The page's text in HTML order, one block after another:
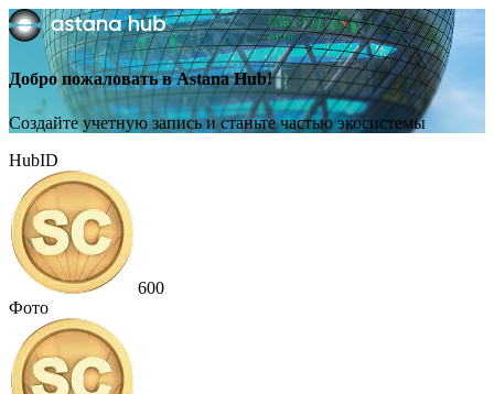
Добро пожаловать в Astana Hub!
Создайте учетную запись и станьте частью экосистемы
HubID
600
Фото